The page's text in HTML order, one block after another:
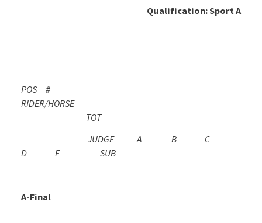
Qualification: Sport A
POS #
RIDER/HORSE
TOT
JUDGE A B C
D E SUB
A-Final